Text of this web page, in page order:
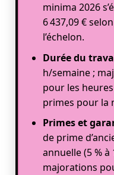
minima 2026
6 437,09 €
l’échelon.
Durée du
h/semaine ;
pour les
primes pour la
Primes et
de prime
annuelle (5 %
majorations